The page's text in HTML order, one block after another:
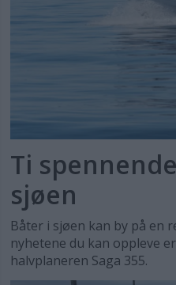
Ti
sjøen
Båter i sjøen kan by på en
nyhetene du kan oppleve
halvplaneren Saga 355.